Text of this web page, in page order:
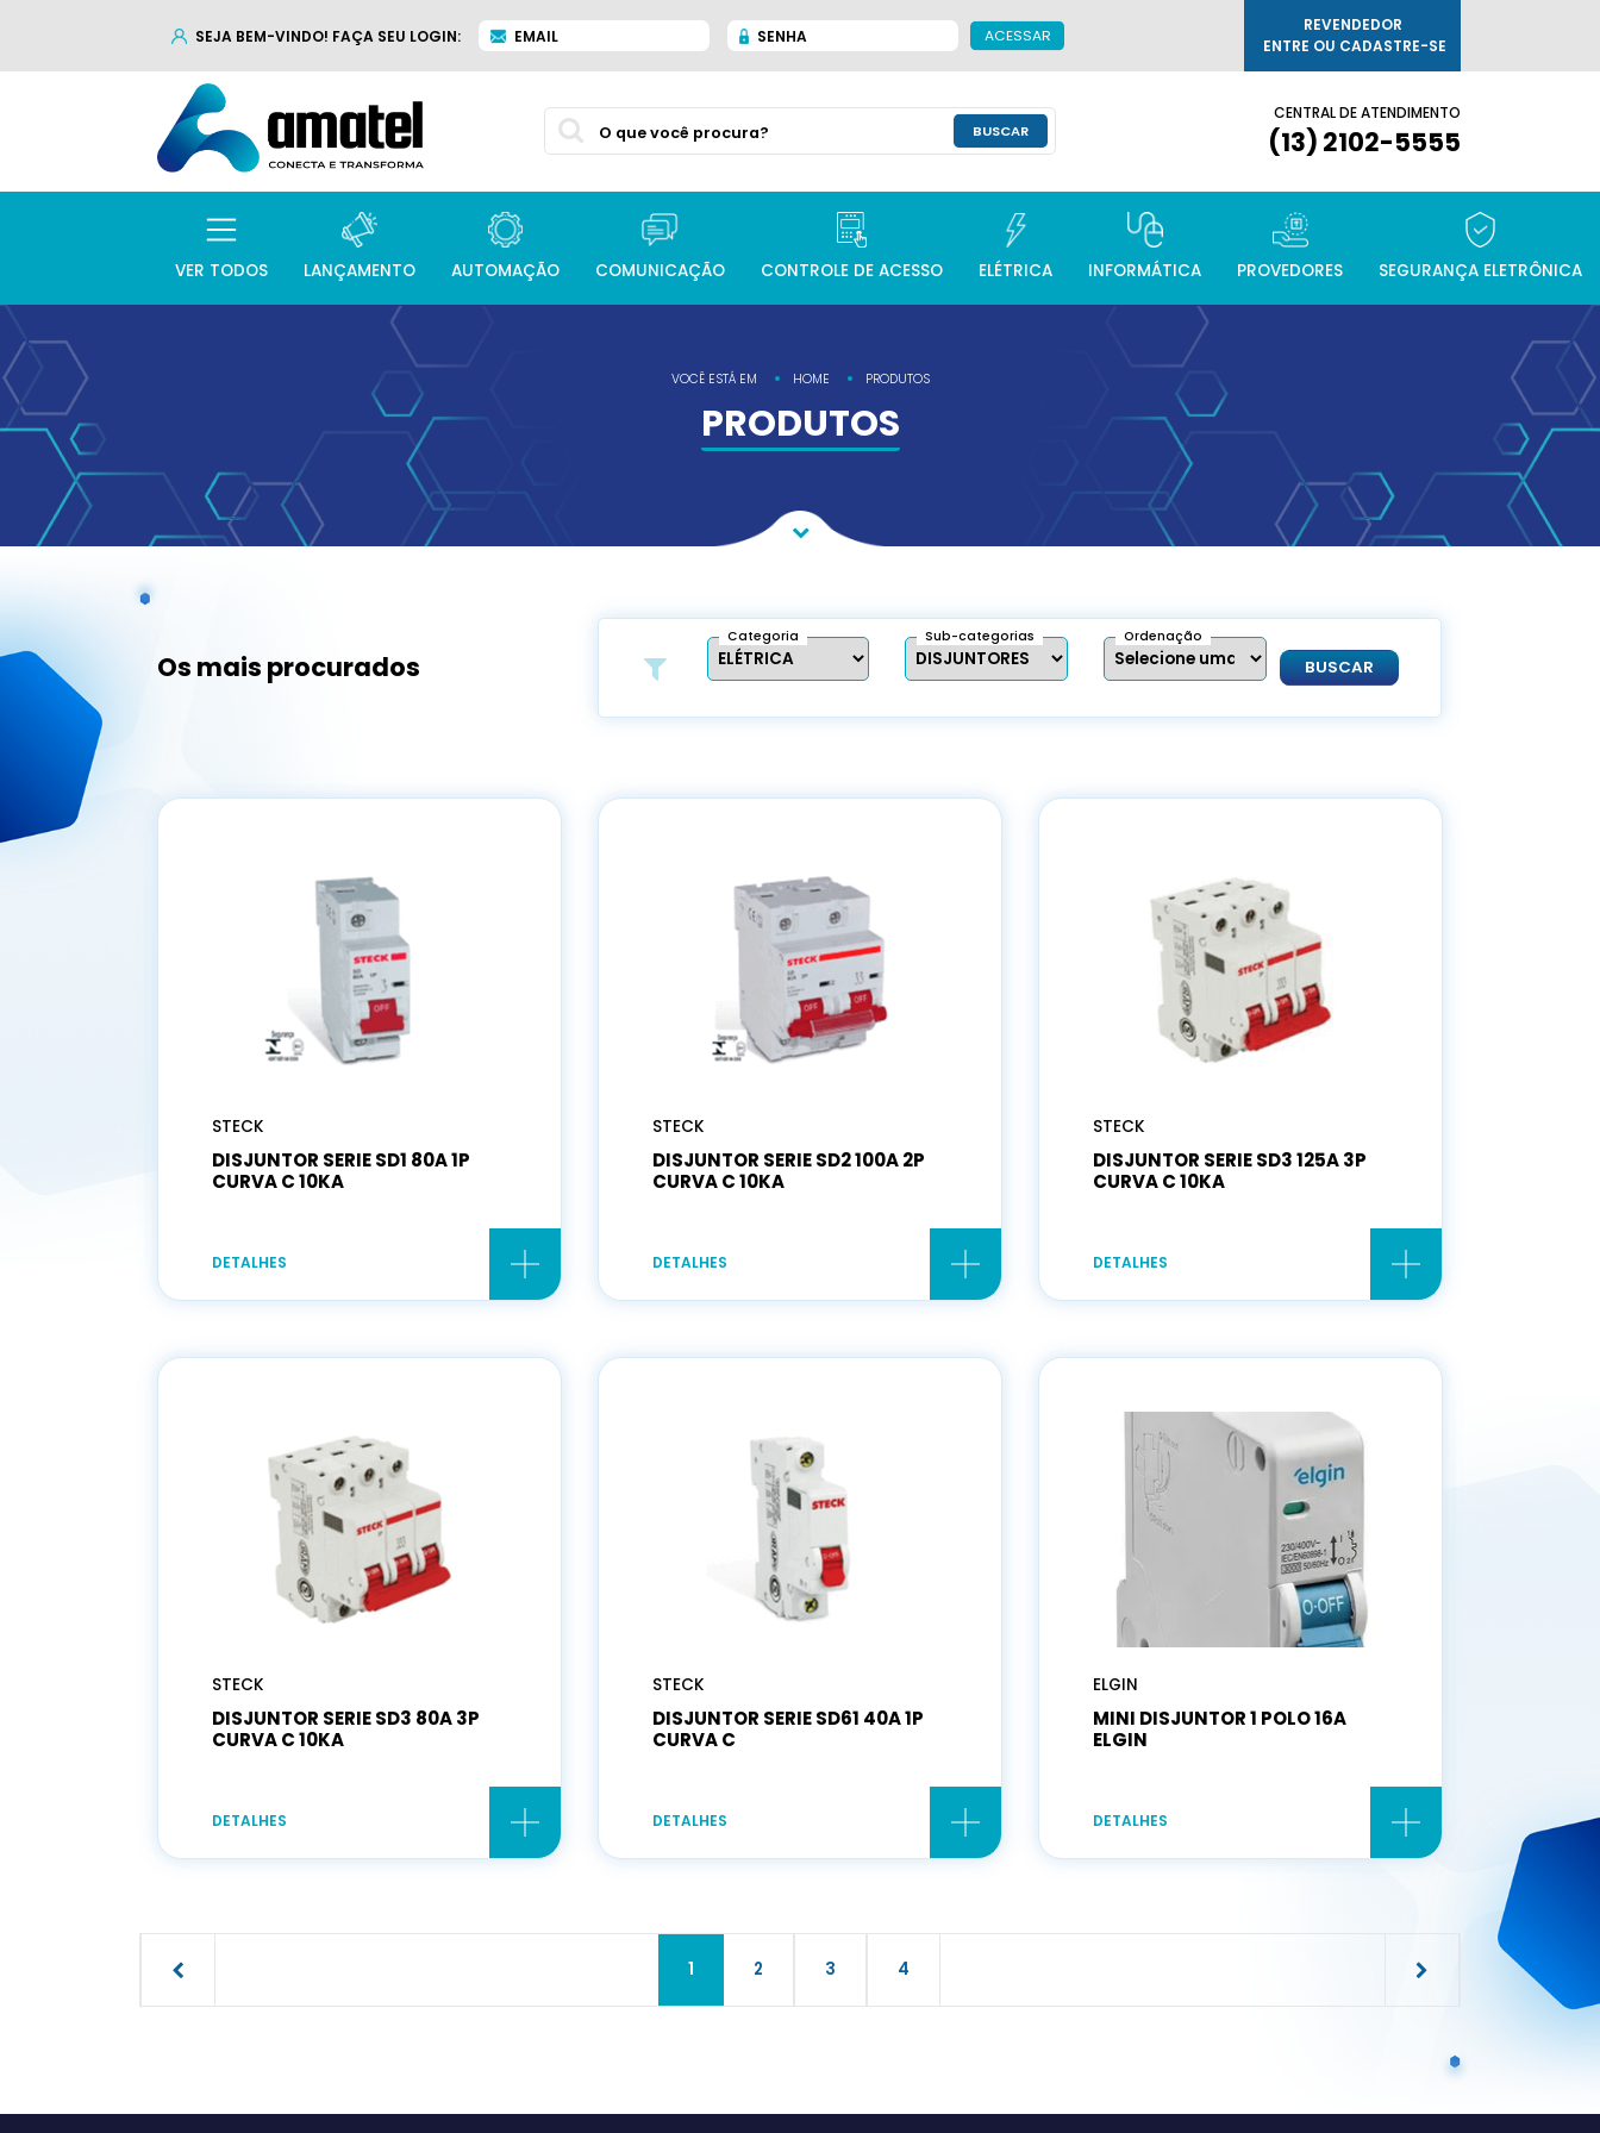
SEJA BEM-VINDO! FAÇA SEU LOGIN: EMAIL SENHA ACESSAR
REVENDEDOR
ENTRE OU CADASTRE-SE
BUSCAR
CENTRAL DE ATENDIMENTO
(13) 2102-5555
VER TODOS LANÇAMENTO AUTOMAÇÃO COMUNICAÇÃO CONTROLE DE ACESSO ELÉTRICA INFORMÁTICA PROVEDORES SEGURANÇA ELETRÔNICA
VOCÊ ESTÁ EM HOME PRODUTOS
PRODUTOS
Os mais procurados
Categoria Sub-categorias Ordenação
BUSCAR
STECK
DISJUNTOR SERIE SD1 80A 1P
CURVA C 10KA
DETALHES
STECK
DISJUNTOR SERIE SD2 100A 2P
CURVA C 10KA
DETALHES
STECK
DISJUNTOR SERIE SD3 125A 3P
CURVA C 10KA
DETALHES
STECK
DISJUNTOR SERIE SD3 80A 3P
CURVA C 10KA
DETALHES
STECK
DISJUNTOR SERIE SD61 40A 1P
CURVA C
DETALHES
ELGIN
MINI DISJUNTOR 1 POLO 16A
ELGIN
DETALHES
1 2 3 4